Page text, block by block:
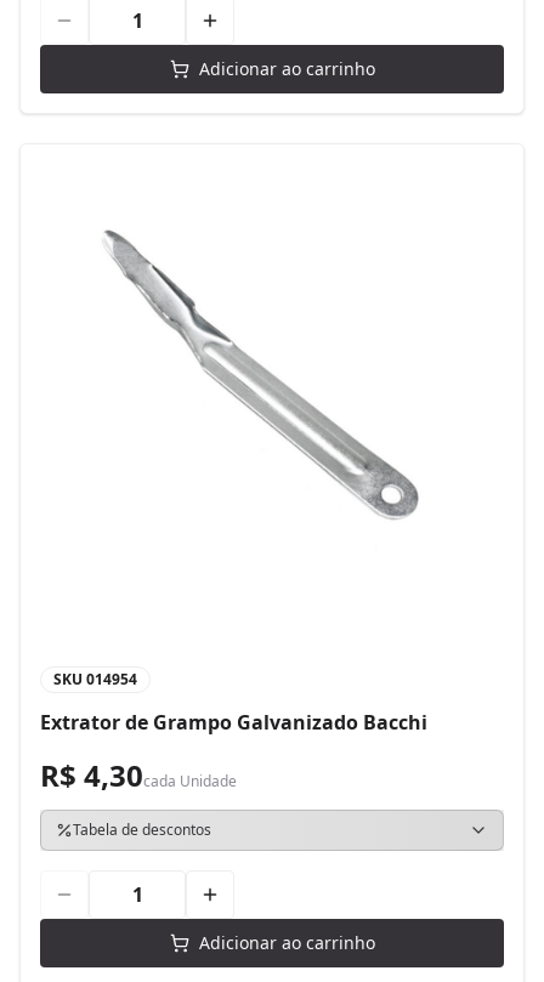
Adicionar ao carrinho
SKU 014954
Extrator de Grampo Galvanizado Bacchi
R$ 4,30cada Unidade
Tabela de descontos
Adicionar ao carrinho